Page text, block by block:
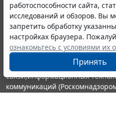
работоспособности сайта,
исследований и обзоров. Вы
запретить обработку
настройках браузера.
ознакомьтесь с условиями их
Принять
© ООО "НПП "ГАРАНТ-СЕРВИС",
выпускается с 1990 года.
являются участниками
информации ГАРАНТ.
Портал ГАРАНТ.РУ
издания Федеральной
связи,информационных
коммуникаций